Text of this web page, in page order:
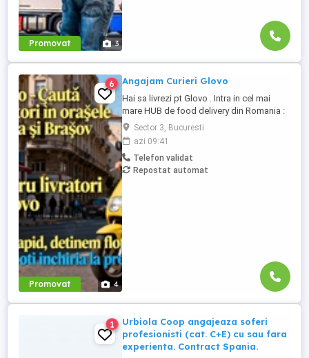
Promovat 3
Promovat 4
6 Angajam Curieri Glovo
Hai sa livrezi pt Glovo . Intra in cel mai
mare HUB de food delivery din Romania :
cautamlivratori.ro comision 10 % sau 3,5 %
pt PFA sau SRL Detinem Flota de vehicule
propie , service Oferim suport real. Te
ajutam sa iti optimizezi profiturile .
Sector 3, Bucuresti
azi 09:41
Telefon validat
Repostat automat
1
Urbiola Coop angajeaza soferi
profesionisti (cat. C+E) cu sau fara
experienta. Contract Spania.